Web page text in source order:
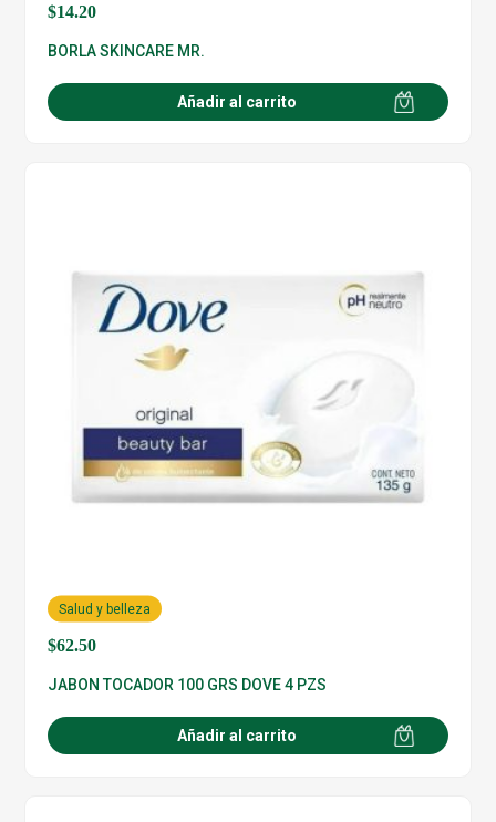
$14.20
BORLA SKINCARE MR.
Añadir al carrito
$62.50
Salud y belleza
JABON TOCADOR 100 GRS DOVE 4 PZS
Añadir al carrito